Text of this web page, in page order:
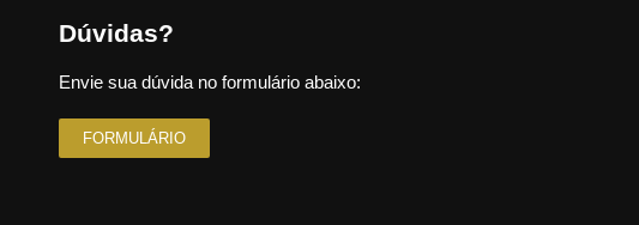
Dúvidas?
Envie sua dúvida no formulário abaixo:
FORMULÁRIO